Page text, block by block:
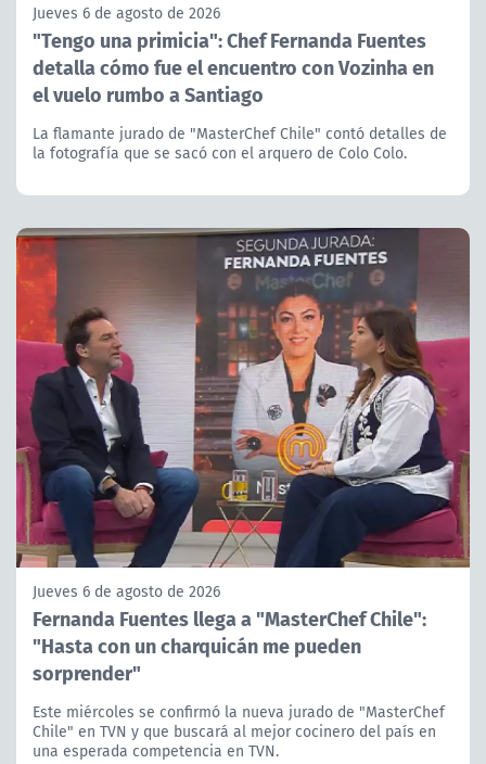
Jueves 6 de agosto de 2026
"Tengo una primicia": Chef Fernanda Fuentes
detalla cómo fue el encuentro con Vozinha en
el vuelo rumbo a Santiago
La flamante jurado de "MasterChef Chile" contó detalles de
la fotografía que se sacó con el arquero de Colo Colo.
Jueves 6 de agosto de 2026
Fernanda Fuentes llega a "MasterChef Chile":
"Hasta con un charquicán me pueden
sorprender"
Este miércoles se confirmó la nueva jurado de "MasterChef
Chile" en TVN y que buscará al mejor cocinero del país en
una esperada competencia en TVN.